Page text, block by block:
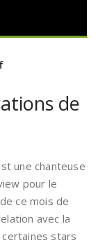
de
une chanteuse
pour le
ce mois de
avec la
stars